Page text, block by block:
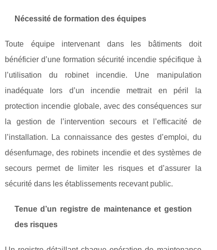
Nécessité de formation des équipes
Toute équipe intervenant dans les bâtiments doit
bénéficier d’une formation sécurité incendie spécifique à
l’utilisation du robinet incendie. Une manipulation
inadéquate lors d’un incendie mettrait en péril la
protection incendie globale, avec des conséquences sur
la gestion de l’intervention secours et l’efficacité de
l’installation. La connaissance des gestes d’emploi, du
désenfumage, des robinets incendie et des systèmes de
secours permet de limiter les risques et d’assurer la
sécurité dans les établissements recevant public.
Tenue d’un registre de maintenance et gestion
des risques